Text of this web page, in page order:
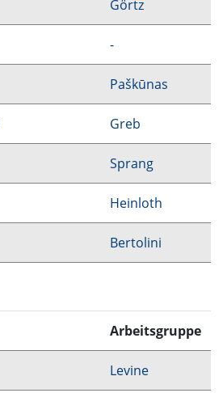
Görtz
-
Paškūnas
Greb
Sprang
Heinloth
Bertolini
Arbeitsgruppe
Levine